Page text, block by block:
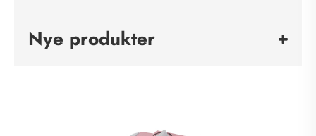
Nye produkter